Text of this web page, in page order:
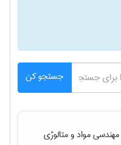
جستجو کن
مهندسی مواد و متالوژی